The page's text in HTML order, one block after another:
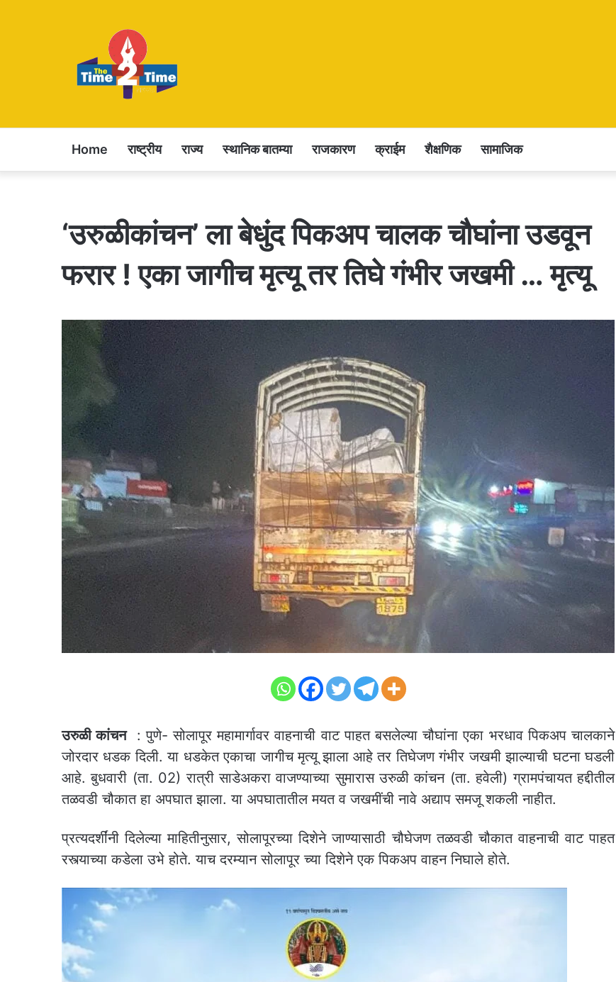
Home राष्ट्रीय राज्य स्थानिक बातम्या राजकारण क्राईम शैक्षणिक सामाजिक
‘उरुळीकांचन’ ला बेधुंद पिकअप चालक चौघांना उडवून
फरार ! एका जागीच मृत्यू तर तिघे गंभीर जखमी … मृत्यू
उरुळी कांचन: पुणे- सोलापूर महामार्गावर वाहनाची वाट पाहत बसलेल्या चौघांना एका भरधाव पिकअप चालकाने
जोरदार धडक दिली. या धडकेत एकाचा जागीच मृत्यू झाला आहे तर तिघेजण गंभीर जखमी झाल्याची घटना घडली
आहे. बुधवारी (ता. 02) रात्री साडेअकरा वाजण्याच्या सुमारास उरुळी कांचन (ता. हवेली) ग्रामपंचायत हद्दीतील
तळवडी चौकात हा अपघात झाला. या अपघातातील मयत व जखमींची नावे अद्याप समजू शकली नाहीत.
प्रत्यदर्शींनी दिलेल्या माहितीनुसार, सोलापूरच्या दिशेने जाण्यासाठी चौघेजण तळवडी चौकात वाहनाची वाट पाहत
रस्त्याच्या कडेला उभे होते. याच दरम्यान सोलापूर च्या दिशेने एक पिकअप वाहन निघाले होते.